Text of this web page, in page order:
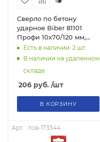
Сверло по бетону
ударное Biber 81101
Профи 10х70/120 мм,
тов-041946
Есть в наличии: 2 шт.
В наличии на удаленном
складе
206 руб. /шт
В КОРЗИНУ
Арт. : тов-173544